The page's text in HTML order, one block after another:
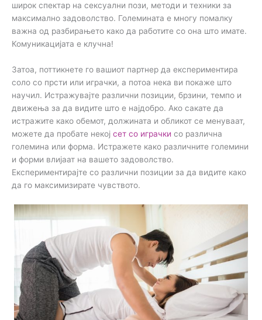
широк спектар на сексуални пози, методи и техники за
максимално задоволство. Големината е многу помалку
важна од разбирањето како да работите со она што имате.
Комуникацијата е клучна!
Затоа, поттикнете го вашиот партнер да експериментира
соло со прсти или играчки, а потоа нека ви покаже што
научил. Истражувајте различни позиции, брзини, темпо и
движења за да видите што е најдобро. Ако сакате да
истражите како обемот, должината и обликот се менуваат,
можете да пробате некој сет со играчки со различна
големина или форма. Истражете како различните големини
и форми влијаат на вашето задоволство.
Експериментирајте со различни позиции за да видите како
да го максимизирате чувството.